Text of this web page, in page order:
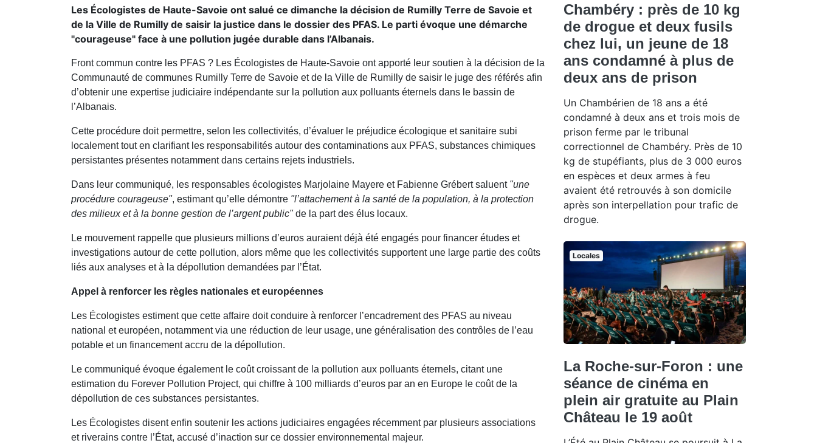
Les Écologistes de Haute-Savoie ont salué ce dimanche la décision de Rumilly Terre de Savoie et
de la Ville de Rumilly de saisir la justice dans le dossier des PFAS. Le parti évoque une démarche
"courageuse" face à une pollution jugée durable dans l’Albanais.
Front commun contre les PFAS ? Les Écologistes de Haute-Savoie ont apporté leur soutien à la décision de la
Communauté de communes Rumilly Terre de Savoie et de la Ville de Rumilly de saisir le juge des référés afin
d’obtenir une expertise judiciaire indépendante sur la pollution aux polluants éternels dans le bassin de
l’Albanais.
Cette procédure doit permettre, selon les collectivités, d’évaluer le préjudice écologique et sanitaire subi
localement tout en clarifiant les responsabilités autour des contaminations aux PFAS, substances chimiques
persistantes présentes notamment dans certains rejets industriels.
Dans leur communiqué, les responsables écologistes Marjolaine Mayere et Fabienne Grébert saluent "une
procédure courageuse", estimant qu’elle démontre "l’attachement à la santé de la population, à la protection
des milieux et à la bonne gestion de l’argent public"de la part des élus locaux.
Le mouvement rappelle que plusieurs millions d’euros auraient déjà été engagés pour financer études et
investigations autour de cette pollution, alors même que les collectivités supportent une large partie des coûts
liés aux analyses et à la dépollution demandées par l’État.
Appel à renforcer les règles nationales et européennes
Les Écologistes estiment que cette affaire doit conduire à renforcer l’encadrement des PFAS au niveau
national et européen, notamment via une réduction de leur usage, une généralisation des contrôles de l’eau
potable et un financement accru de la dépollution.
Le communiqué évoque également le coût croissant de la pollution aux polluants éternels, citant une
estimation du Forever Pollution Project, qui chiffre à 100 milliards d’euros par an en Europe le coût de la
dépollution de ces substances persistantes.
Les Écologistes disent enfin soutenir les actions judiciaires engagées récemment par plusieurs associations
et riverains contre l’État, accusé d’inaction sur ce dossier environnemental majeur.
Chambéry : près de 10 kg
de drogue et deux fusils
chez lui, un jeune de 18
ans condamné à plus de
deux ans de prison
Un Chambérien de 18 ans a été
condamné à deux ans et trois mois de
prison ferme par le tribunal
correctionnel de Chambéry. Près de 10
kg de stupéfiants, plus de 3 000 euros
en espèces et deux armes à feu
avaient été retrouvés à son domicile
après son interpellation pour trafic de
drogue.
Locales
La Roche-sur-Foron : une
séance de cinéma en
plein air gratuite au Plain
Château le 19 août